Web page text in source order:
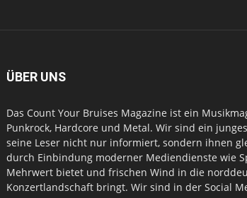
ÜBER UNS
Das Count Your Bruises Magazine ist ein
Punkrock, Hardcore und Metal. Wir sind ein
seine Leser nicht nur informiert, sondern ihnen
durch Einbindung moderner Mediendienste wie
Mehrwert bietet und frischen Wind in die
Konzertlandschaft bringt. Wir sind in der Social